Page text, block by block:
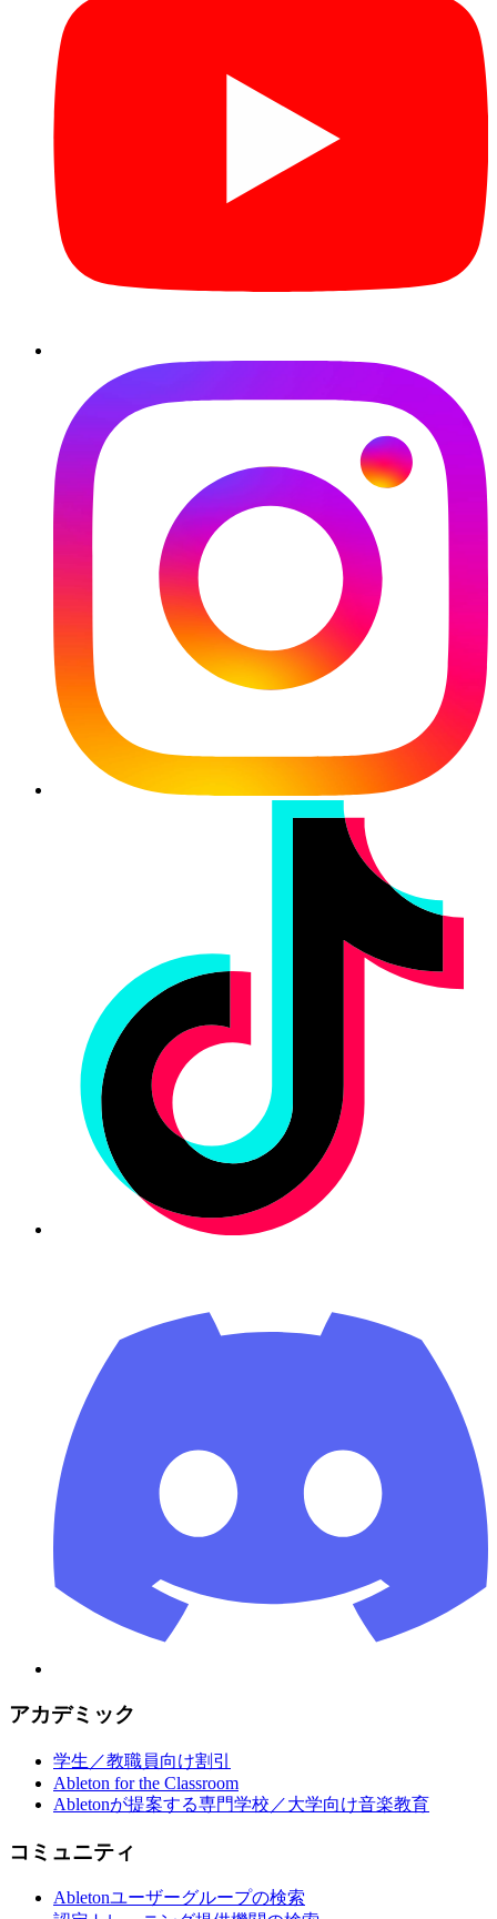
アカデミック
学生／教職員向け割引
Ableton for the Classroom
Abletonが提案する専門学校／大学向け音楽教育
コミュニティ
Abletonユーザーグループの検索